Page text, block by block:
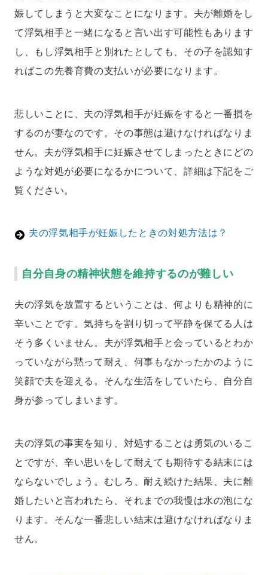
娠してしまうと大変なことになります。夫が離婚をし
て浮気相手と一緒になると言い出す可能性もあります
し、もし浮気相手と別れたとしても、その子を認知す
ればこの先養育費の支払いが必要になります。
悲しいことに、夫の浮気相手が妊娠をすると一番損を
するのが妻なのです。その事態は避けなければなりま
せん。夫が浮気相手に妊娠させてしまったときにどの
ような対処が必要になるかについて、詳細は下記をご
覧ください。
夫の浮気相手が妊娠したときの対処方法は？
自分自身の精神状態を維持するのが難しい
夫の浮気を放置するということは、何よりも精神的に
辛いことです。気持ちを割り切って平静を保てる人は
そう多くいません。夫が浮気相手と会っているとわか
っていながら黙って耐え、何事もなかったかのように
笑顔で夫を迎える。そんな生活をしていたら、自分自
身が参ってしまいます。
夫の浮気の事実を知り、対処することは勇気のいるこ
とですが、辛い思いをして耐えても期待する結末には
ならないでしょう。むしろ、耐え続けた結果、夫に離
婚したいと言われたら、それまでの我慢は水の泡にな
ります。そんな一番悲しい結末は避けなければなりま
せん。